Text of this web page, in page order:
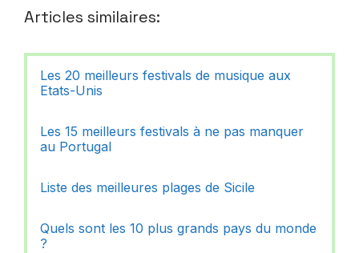
Articles similaires:
Les 20 meilleurs festivals de musique aux
Etats-Unis
Les 15 meilleurs festivals à ne pas manquer
au Portugal
Liste des meilleures plages de Sicile
Quels sont les 10 plus grands pays du monde
?